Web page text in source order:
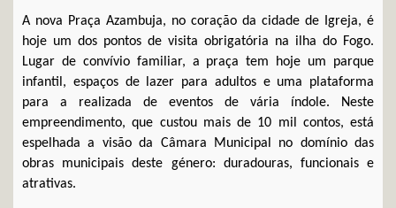
A nova Praça Azambuja, no coração da cidade de Igreja, é
hoje um dos pontos de visita obrigatória na ilha do Fogo.
Lugar de convívio familiar, a praça tem hoje um parque
infantil, espaços de lazer para adultos e uma plataforma
para a realizada de eventos de vária índole. Neste
empreendimento, que custou mais de 10 mil contos, está
espelhada a visão da Câmara Municipal no domínio das
obras municipais deste género: duradouras, funcionais e
atrativas.